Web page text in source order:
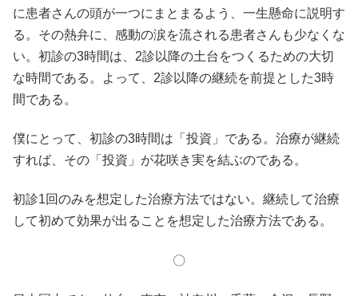
に患者さんの頭が一つにまとまるよう、一生懸命に説明す
る。その熱弁に、感動の涙を流される患者さんも少なくな
い。初診の3時間は、2診以降の土台をつくるための大切
な時間である。よって、2診以降の継続を前提とした3時
間である。
僕にとって、初診の3時間は「投資」である。治療が継続
すれば、その「投資」が花咲き実を結ぶのである。
初診1回のみを想定した治療方法ではない。継続して治療
して初めて効果が出ることを想定した治療方法である。
〇